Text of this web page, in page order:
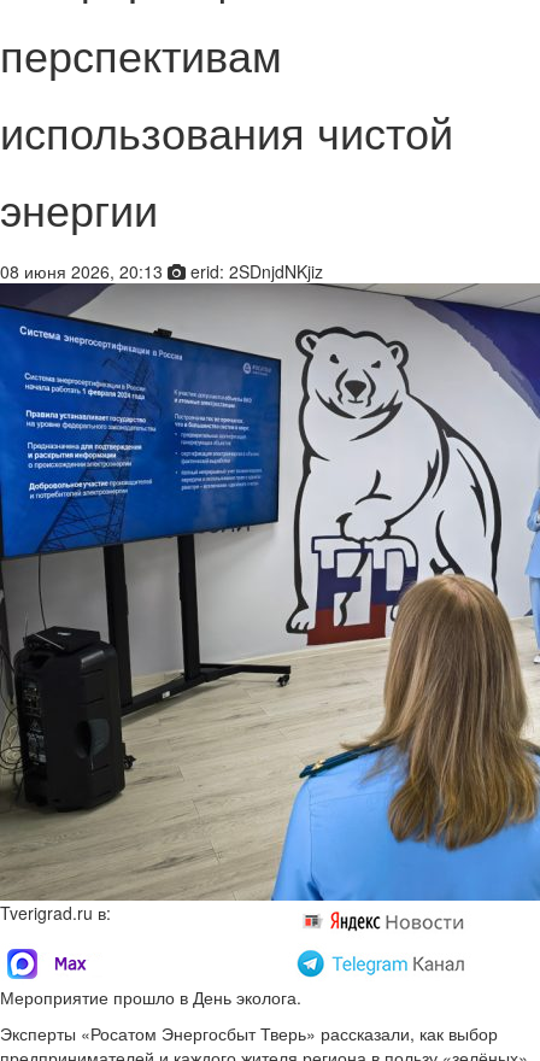
перспективам
использования чистой
энергии
08 июня 2026, 20:13 erid: 2SDnjdNKjiz
Tverigrad.ru в:
Мероприятие прошло в День эколога.
Эксперты «Росатом Энергосбыт Тверь» рассказали, как выбор